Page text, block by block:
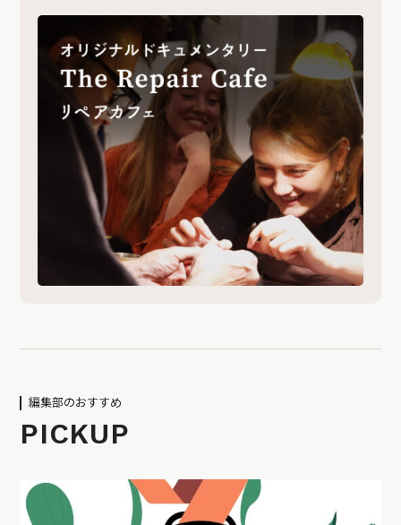
編集部のおすすめ
PICKUP